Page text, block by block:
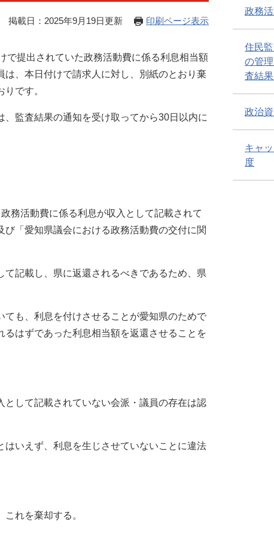
掲載日：2025年9月19日更新 印刷ページ表示
提出されていた政務活動費に係る利息相当額
、本日付けで請求人に対し、別紙のとおり棄
です。
監査結果の通知を受け取ってから30日以内に
務活動費に係る利息が収入として記載されて
「愛知県議会における政務活動費の交付に関
記載し、県に返還されるべきであるため、県
も、利息を付けさせることが愛知県のためで
はずであった利息相当額を返還させることを
して記載されていない会派・議員の存在は認
いえず、利息を生じさせていないことに違法
れを棄却する。
政務
住民
の管
査結
政治
キャ
度